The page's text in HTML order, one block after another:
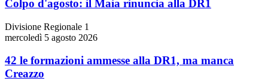
Colpo d'agosto: il Maia rinuncia alla DR1
Divisione Regionale 1
mercoledì 5 agosto 2026
42 le formazioni ammesse alla DR1, ma manca
Creazzo